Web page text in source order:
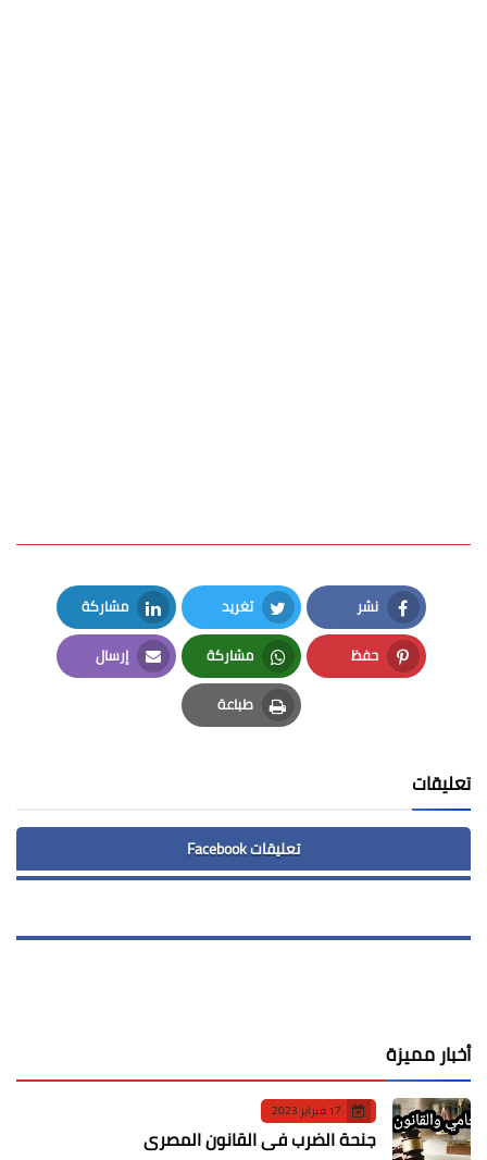
نشر
Facebook
تغريد
Twitter
مشاركة
LinkedIn
حفظ
Pinterest
مشاركة
Whatsapp
إرسال
Email
طباعة
Print
تعليقات
تعليقات Facebook
أخبار مميزة
17 فبراير 2023
جنحة الضرب في القانون المصري